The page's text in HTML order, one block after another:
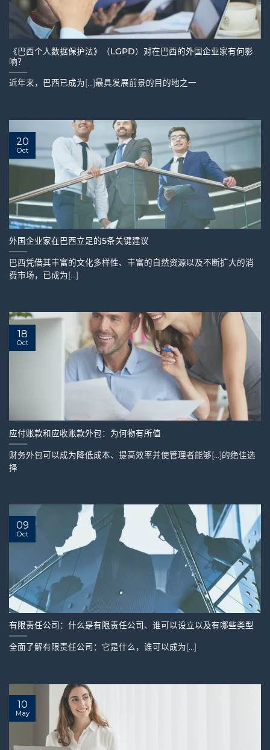
《巴西个人数据保护法》（LGPD）对在巴西的外国企业家有何影
响？
近年来，巴西已成为[...]最具发展前景的目的地之一
外国企业家在巴西立足的5条关键建议
巴西凭借其丰富的文化多样性、丰富的自然资源以及不断扩大的消
费市场，已成为[...]
20
Oct
应付账款和应收账款外包：为何物有所值
财务外包可以成为降低成本、提高效率并使管理者能够[...]的绝佳选
择
18
Oct
有限责任公司：什么是有限责任公司、谁可以设立以及有哪些类型
全面了解有限责任公司：它是什么，谁可以成为[...]
09
Oct
10
May